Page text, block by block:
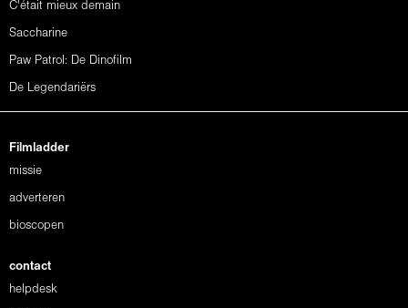
C'était mieux demain
Saccharine
Paw Patrol: De Dinofilm
De Legendariërs
Filmladder
missie
adverteren
bioscopen
contact
helpdesk